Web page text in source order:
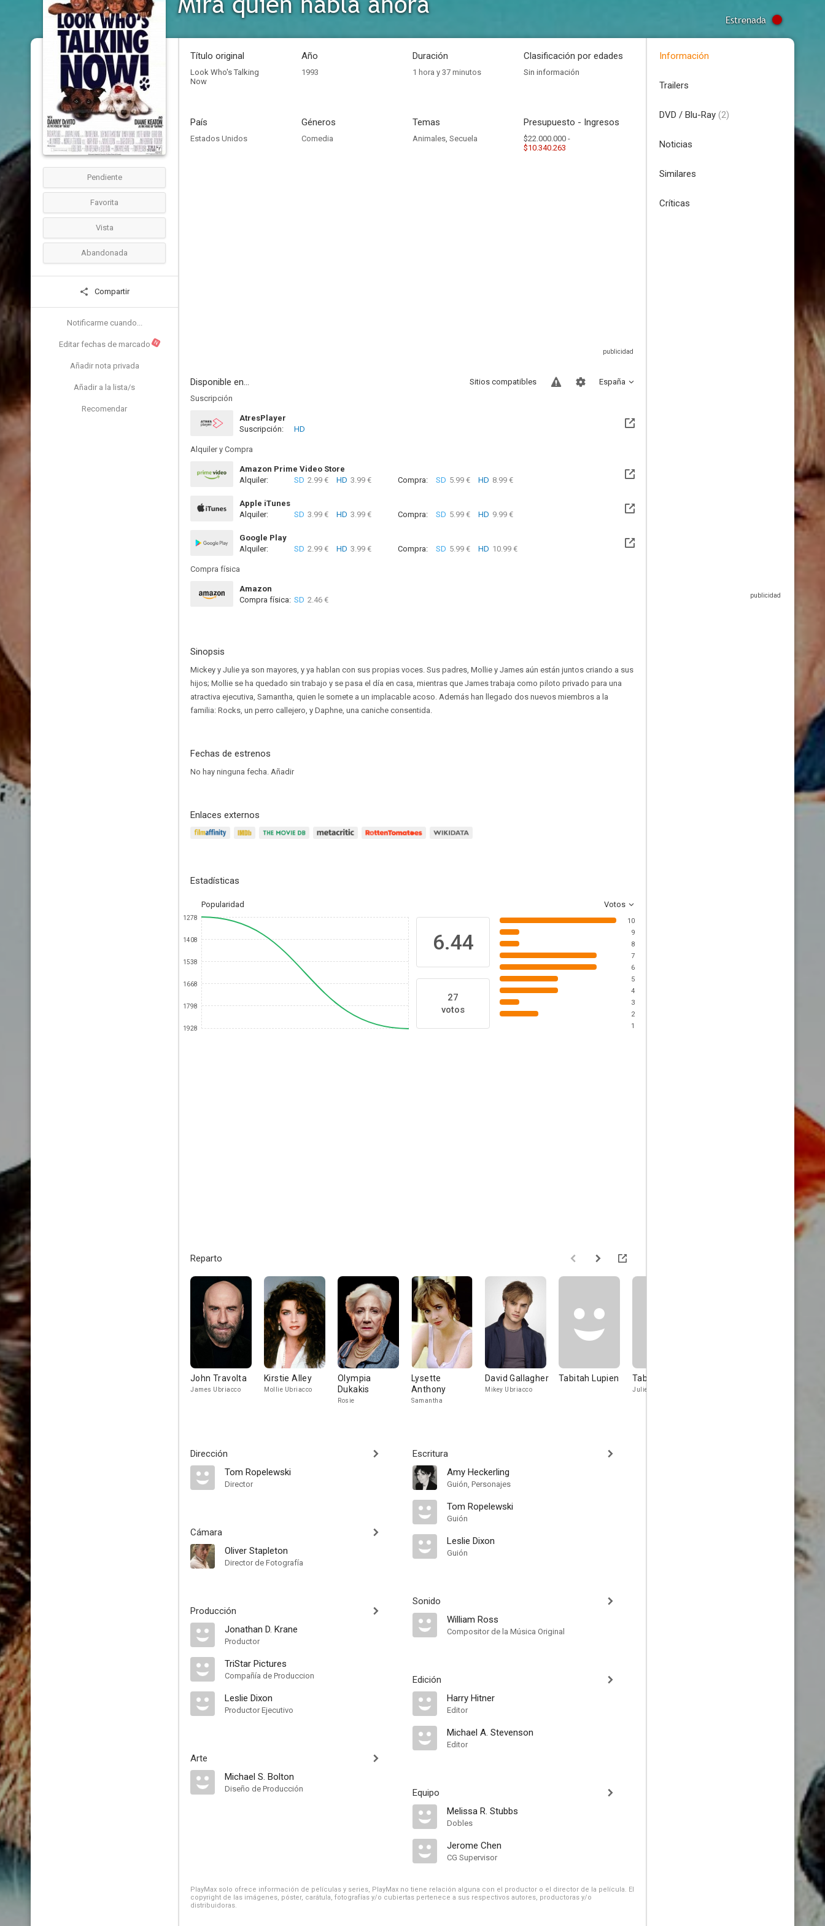
Estrenada
Pendiente
Favorita
Vista
Abandonada
Compartir
Notificarme cuando...
Editar fechas de marcado N
Añadir nota privada
Añadir a la lista/s
Recomendar
Título original
Look Who's Talking
Now
Año
1993
Duración
1 hora y 37 minutos
Clasificación por edades
Sin información
País
Estados Unidos
Géneros
Comedia
Temas
Animales, Secuela
Presupuesto - Ingresos
$22.000.000 -
$10.340.263
Disponible en... España
Sitios compatibles
Suscripción
AtresPlayer
Suscripción:
HD
Alquiler y Compra
Amazon Prime Video Store
Alquiler:
SD 2.99 € HD 3.99 € Compra: SD 5.99 € HD 8.99 €
Apple iTunes
Alquiler:
SD 3.99 € HD 3.99 € Compra: SD 5.99 € HD 9.99 €
Google Play
Alquiler:
SD 2.99 € HD 3.99 € Compra: SD 5.99 € HD 10.99 €
Compra física
Amazon
Compra física: SD 2.46 €
Sinopsis
Mickey y Julie ya son mayores, y ya hablan con sus propias voces. Sus padres, Mollie y James aún están juntos criando a sus
hijos; Mollie se ha quedado sin trabajo y se pasa el día en casa, mientras que James trabaja como piloto privado para una
atractiva ejecutiva, Samantha, quien le somete a un implacable acoso. Además han llegado dos nuevos miembros a la
familia: Rocks, un perro callejero, y Daphne, una caniche consentida.
Fechas de estrenos
No hay ninguna fecha. Añadir
Enlaces externos
Estadísticas
Popularidad Votos
1278
1408
1538
1668
1798
1928
6.44
27
votos
10
9
8
7
6
5
4
3
2
1
Reparto
John Travolta
James Ubriacco
Kirstie Alley
Mollie Ubriacco
Olympia
Dukakis
Rosie
Lysette
Anthony
Samantha
David Gallagher
Mikey Ubriacco
Tabitah Lupien Tabitha Lupien
Julie Ubriacco
Dirección
Tom Ropelewski
Director
Cámara
Oliver Stapleton
Director de Fotografía
Producción
Jonathan D. Krane
Productor
TriStar Pictures
Compañía de Produccion
Leslie Dixon
Productor Ejecutivo
Arte
Michael S. Bolton
Diseño de Producción
Escritura
Amy Heckerling
Guión, Personajes
Tom Ropelewski
Guión
Leslie Dixon
Guión
Sonido
William Ross
Compositor de la Música Original
Edición
Harry Hitner
Editor
Michael A. Stevenson
Editor
Equipo
Melissa R. Stubbs
Dobles
Jerome Chen
CG Supervisor
PlayMax solo ofrece información de películas y series, PlayMax no tiene relación alguna con el productor o el director de la película. El
copyright de las imágenes, póster, carátula, fotografías y/o cubiertas pertenece a sus respectivos autores, productoras y/o
distribuidoras.
Información
Trailers
DVD / Blu-Ray (2)
Noticias
Similares
Críticas